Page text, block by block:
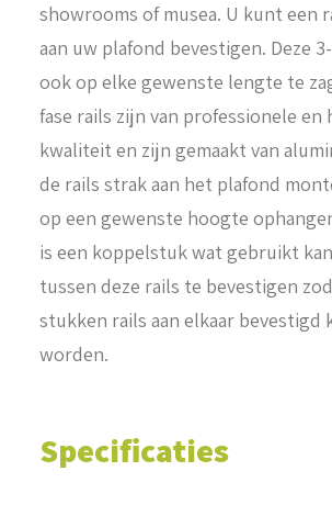
showrooms of musea. U kunt een
aan uw plafond bevestigen. Deze
ook op elke gewenste lengte te
fase rails zijn van professionele en
kwaliteit en zijn gemaakt van
de rails strak aan het plafond
op een gewenste hoogte
is een koppelstuk wat gebruikt
tussen deze rails te bevestigen
stukken rails aan elkaar bevestigd
worden.
Specificaties